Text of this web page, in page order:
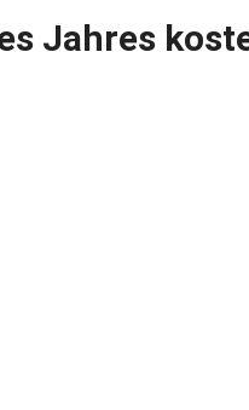
Jahres